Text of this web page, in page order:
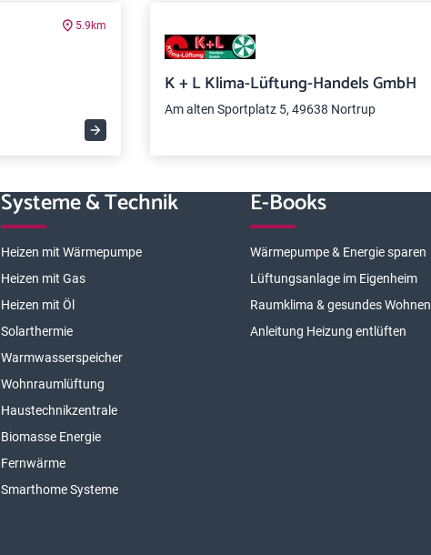
5.9km
K + L Klima-Lüftung-Handels GmbH
Am alten Sportplatz 5, 49638 Nortrup
Systeme & Technik
Heizen mit Wärmepumpe
Heizen mit Gas
Heizen mit Öl
Solarthermie
Warmwasserspeicher
Wohnraumlüftung
Haustechnikzentrale
Biomasse Energie
Fernwärme
Smarthome Systeme
E-Books
Wärmepumpe & Energie sparen
Lüftungsanlage im Eigenheim
Raumklima & gesundes Wohnen
Anleitung Heizung entlüften